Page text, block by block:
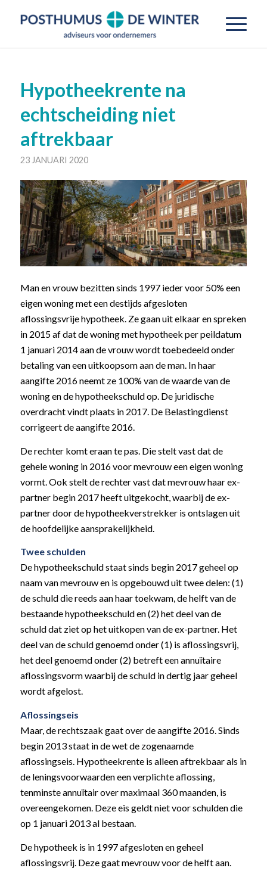
Hypotheekrente na
echtscheiding niet
aftrekbaar
23 JANUARI 2020
Man en vrouw bezitten sinds 1997 ieder voor 50% een
eigen woning met een destijds afgesloten
aflossingsvrije hypotheek. Ze gaan uit elkaar en spreken
in 2015 af dat de woning met hypotheek per peildatum
1 januari 2014 aan de vrouw wordt toebedeeld onder
betaling van een uitkoopsom aan de man. In haar
aangifte 2016 neemt ze 100% van de waarde van de
woning en de hypotheekschuld op. De juridische
overdracht vindt plaats in 2017. De Belastingdienst
corrigeert de aangifte 2016.
De rechter komt eraan te pas. Die stelt vast dat de
gehele woning in 2016 voor mevrouw een eigen woning
vormt. Ook stelt de rechter vast dat mevrouw haar ex-
partner begin 2017 heeft uitgekocht, waarbij de ex-
partner door de hypotheekverstrekker is ontslagen uit
de hoofdelijke aansprakelijkheid.
Twee schulden
De hypotheekschuld staat sinds begin 2017 geheel op
naam van mevrouw en is opgebouwd uit twee delen: (1)
de schuld die reeds aan haar toekwam, de helft van de
bestaande hypotheekschuld en (2) het deel van de
schuld dat ziet op het uitkopen van de ex-partner. Het
deel van de schuld genoemd onder (1) is aflossingsvrij,
het deel genoemd onder (2) betreft een annuïtaire
aflossingsvorm waarbij de schuld in dertig jaar geheel
wordt afgelost.
Aflossingseis
Maar, de rechtszaak gaat over de aangifte 2016. Sinds
begin 2013 staat in de wet de zogenaamde
aflossingseis. Hypotheekrente is alleen aftrekbaar als in
de leningsvoorwaarden een verplichte aflossing,
tenminste annuïtair over maximaal 360 maanden, is
overeengekomen. Deze eis geldt niet voor schulden die
op 1 januari 2013 al bestaan.
De hypotheek is in 1997 afgesloten en geheel
aflossingsvrij. Deze gaat mevrouw voor de helft aan.